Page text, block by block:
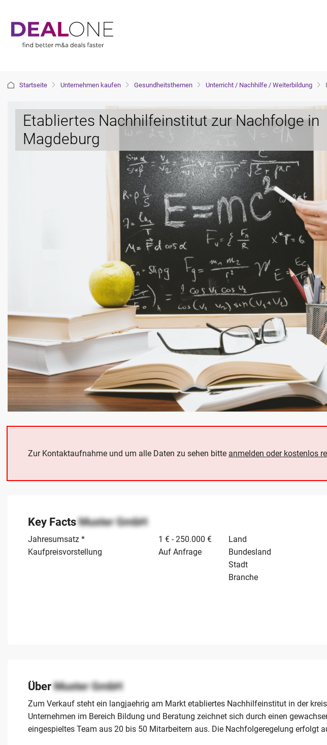
Startseite Unternehmen kaufen Gesundheitsthemen Unterricht / Nachhilfe / Weiterbildung
Etabliertes Nachhilfeinstitut zur Nachfolge in
Magdeburg
Zur Kontaktaufnahme und um alle Daten zu sehen bitte anmelden oder kostenlos
Key FactsMuster GmbH
Jahresumsatz *
1 € - 250.000 €
Kaufpreisvorstellung
Auf Anfrage
Land
Bundesland
Stadt
Branche
ÜberMuster GmbH
Zum Verkauf steht ein langjaehrig am Markt etabliertes Nachhilfeinstitut in der
Unternehmen im Bereich Bildung und Beratung zeichnet sich durch einen
eingespieltes Team aus 20 bis 50 Mitarbeitern aus. Die Nachfolgeregelung erfolgt